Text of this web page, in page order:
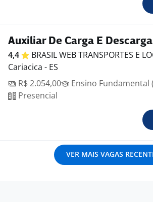
Auxiliar De Carga E Descarga
4,4 BRASIL WEB TRANSPORTES E
Cariacica - ES
R$ 2.054,00
Ensino Fundamental
Presencial
VER MAIS VAGAS